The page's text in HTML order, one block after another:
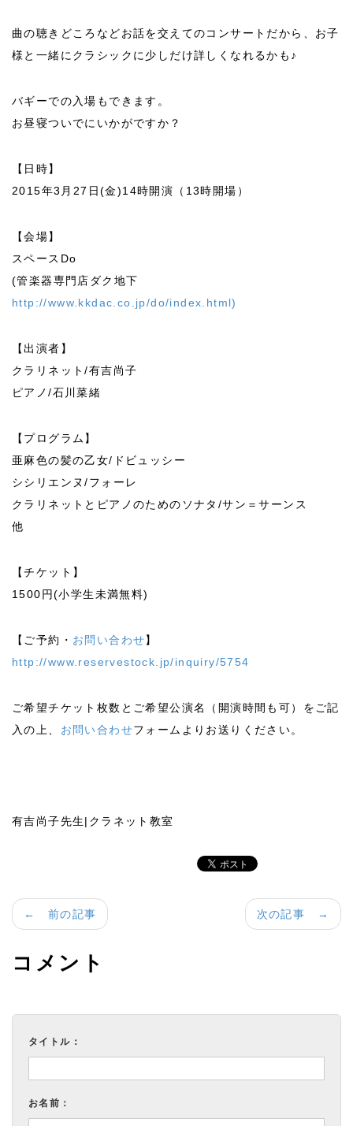
曲の聴きどころなどお話を交えてのコンサートだから、お子
様と一緒にクラシックに少しだけ詳しくなれるかも♪
バギーでの入場もできます。
お昼寝ついでにいかがですか？
【日時】
2015年3月27日(金)14時開演（13時開場）
【会場】
スペースDo
(管楽器専門店ダク地下
http://www.kkdac.co.jp/do/index.html)
【出演者】
クラリネット/有吉尚子
ピアノ/石川菜緒
【プログラム】
亜麻色の髪の乙女/ドビュッシー
シシリエンヌ/フォーレ
クラリネットとピアノのためのソナタ/サン＝サーンス
他
【チケット】
1500円(小学生未満無料)
【ご予約・ お問い合わせ】
http://www.reservestock.jp/inquiry/5754
ご希望チケット枚数とご希望公演名（開演時間も可）をご記
入の上、 お問い合わせフォームよりお送りください。
有吉尚子先生|クラネット教室
次の記事 →
← 前の記事
コメント
タイトル：
お名前：